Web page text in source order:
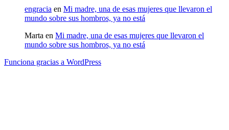
engracia en Mi madre, una de esas mujeres que llevaron el
mundo sobre sus hombros, ya no está
Marta en Mi madre, una de esas mujeres que llevaron el
mundo sobre sus hombros, ya no está
Funciona gracias a WordPress